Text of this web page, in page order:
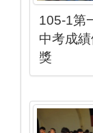
105-1第
中考成
獎